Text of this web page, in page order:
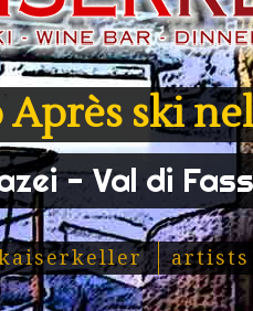
ski
- Val di
artists